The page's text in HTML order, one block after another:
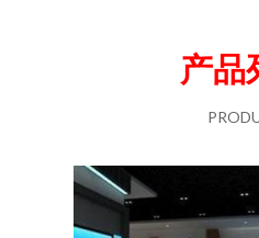
产品